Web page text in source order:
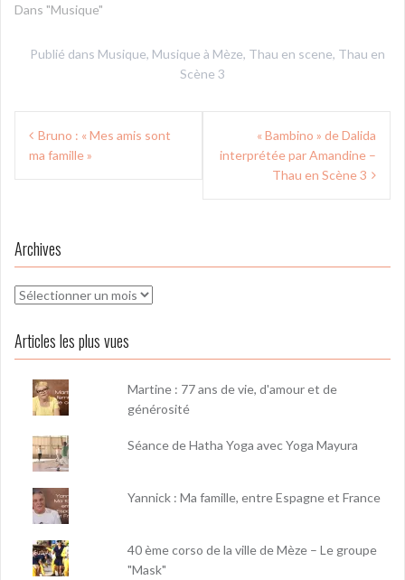
Dans "Musique"
Publié dans Musique, Musique à Mèze, Thau en scene, Thau en
Scène 3
Navigation
deBruno : « Mes amis sont
ma famille »
« Bambino » de Dalida
interprétée par Amandine –
Thau en Scène 3
Archives
Archives
Articles les plus vues
Martine : 77 ans de vie, d'amour et de
générosité
Séance de Hatha Yoga avec Yoga Mayura
Yannick : Ma famille, entre Espagne et France
40 ème corso de la ville de Mèze – Le groupe
"Mask"